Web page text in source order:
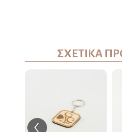
ΣΧΕΤΙΚΑ